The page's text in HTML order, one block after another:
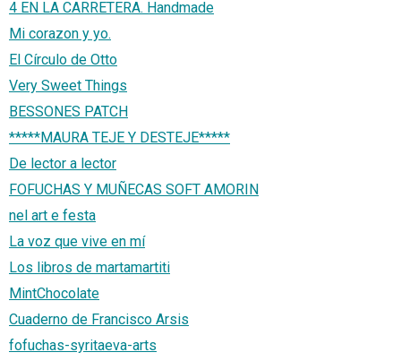
4 EN LA CARRETERA. Handmade
Mi corazon y yo.
El Círculo de Otto
Very Sweet Things
BESSONES PATCH
*****MAURA TEJE Y DESTEJE*****
De lector a lector
FOFUCHAS Y MUÑECAS SOFT AMORIN
nel art e festa
La voz que vive en mí
Los libros de martamartiti
MintChocolate
Cuaderno de Francisco Arsis
fofuchas-syritaeva-arts